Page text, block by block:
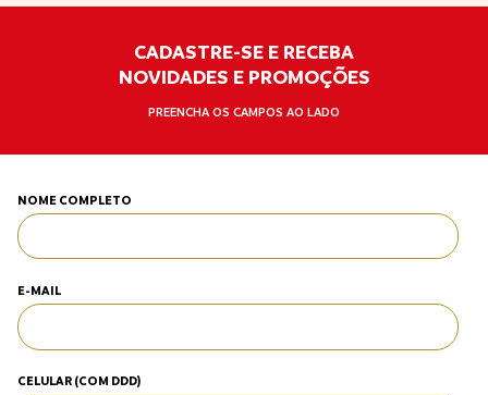
CADASTRE-SE E RECEBA
NOVIDADES E PROMOÇÕES
PREENCHA OS CAMPOS AO LADO
NOME COMPLETO
E-MAIL
CELULAR (COM DDD)